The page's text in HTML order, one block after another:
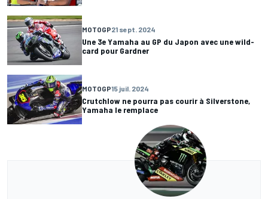
MOTOGP21 sept. 2024
Une 3e Yamaha au GP du Japon avec une wild-
card pour Gardner
MOTOGP15 juil. 2024
Crutchlow ne pourra pas courir à Silverstone,
Yamaha le remplace